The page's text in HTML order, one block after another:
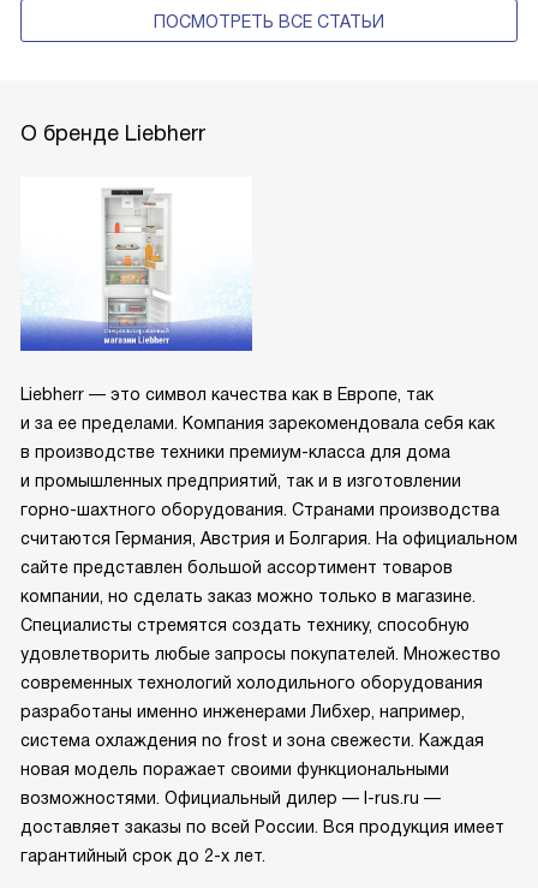
ПОСМОТРЕТЬ ВСЕ СТАТЬИ
О бренде Liebherr
Liebherr — это символ качества как в Европе, так
и за ее пределами. Компания зарекомендовала себя как
в производстве техники премиум-класса для дома
и промышленных предприятий, так и в изготовлении
горно-шахтного оборудования. Странами производства
считаются Германия, Австрия и Болгария. На официальном
сайте представлен большой ассортимент товаров
компании, но сделать заказ можно только в магазине.
Специалисты стремятся создать технику, способную
удовлетворить любые запросы покупателей. Множество
современных технологий холодильного оборудования
разработаны именно инженерами Либхер, например,
система охлаждения no frost и зона свежести. Каждая
новая модель поражает своими функциональными
возможностями. Официальный дилер — l-rus.ru —
доставляет заказы по всей России. Вся продукция имеет
гарантийный срок до 2-х лет.